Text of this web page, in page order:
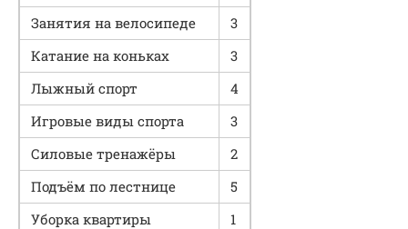
Занятия на велосипеде
3
Катание на коньках
3
Лыжный спорт
4
Игровые виды спорта
3
Силовые тренажёры
2
Подъём по лестнице
5
Уборка квартиры
1